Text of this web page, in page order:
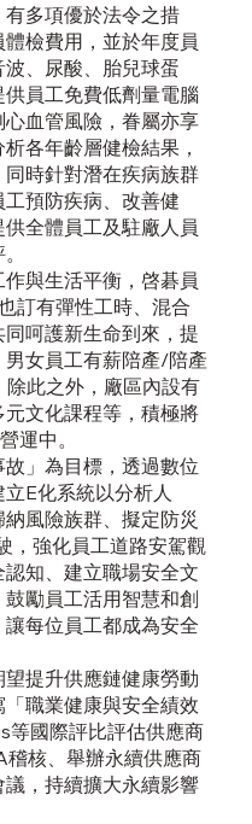
多項優於法令之措
檢費用，並於年度員
、尿酸、胎兒球蛋
員工免費低劑量電腦
血管風險，眷屬亦享
各年齡層健檢結果，
時針對潛在疾病族群
預防疾病、改善健
全體員工及駐廠人員
與生活平衡，啓碁員
訂有彈性工時、混合
呵護新生命到來，提
女員工有薪陪產/陪產
此之外，廠區內設有
文化課程等，積極將
運中。
」為目標，透過數位
E化系統以分析人
風險族群、擬定防災
，強化員工道路安駕觀
知、建立職場安全文
勵員工活用智慧和創
每位員工都成為安全
提升供應鏈健康勞動
職業健康與安全績效
等國際評比評估供應商
核、舉辦永續供應商
，持續擴大永續影響